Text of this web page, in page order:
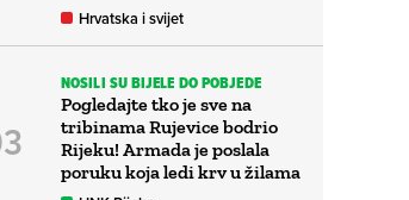
Hrvatska i svijet
NOSILI SU BIJELE DO POBJEDE
Pogledajte tko je sve na
tribinama Rujevice bodrio
Rijeku! Armada je poslala
poruku koja ledi krv u žilama